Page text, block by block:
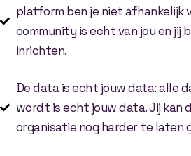
platform ben je niet afhankelijk
community is echt van jou en jij
inrichten.
De data is echt jouw data: alle
wordt is echt jouw data. Jij kan
organisatie nog harder te laten